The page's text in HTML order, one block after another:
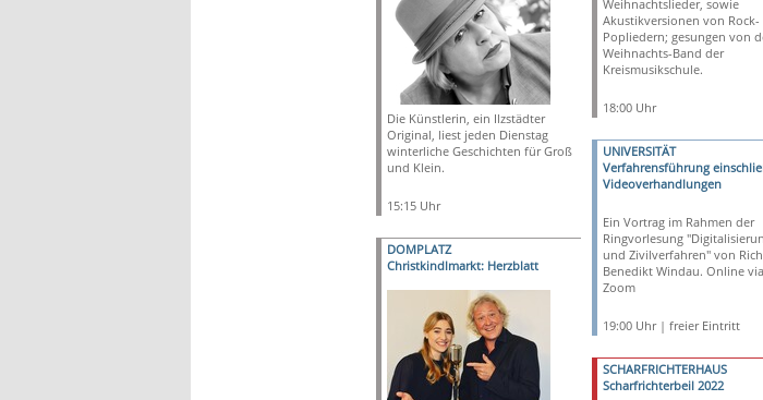
Die Künstlerin, ein Ilzstädter
Original, liest jeden Dienstag
winterliche Geschichten für Groß
und Klein.
15:15 Uhr
DOMPLATZ
Christkindlmarkt: Herzblatt
Weihnachtslieder, sowie
Akustikversionen von Rock-
Popliedern; gesungen von
Weihnachts-Band der
Kreismusikschule.
18:00 Uhr
UNIVERSITÄT
Verfahrensführung
Videoverhandlungen
Ein Vortrag im Rahmen der
Ringvorlesung
und Zivilverfahren" von
Benedikt Windau. Online via
Zoom
19:00 Uhr | freier Eintritt
SCHARFRICHTERHAUS
Scharfrichterbeil 2022